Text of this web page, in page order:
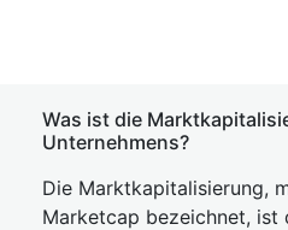
Was ist die
Unternehmens?
Die Marktkapitalisierung,
Marketcap bezeichnet, ist